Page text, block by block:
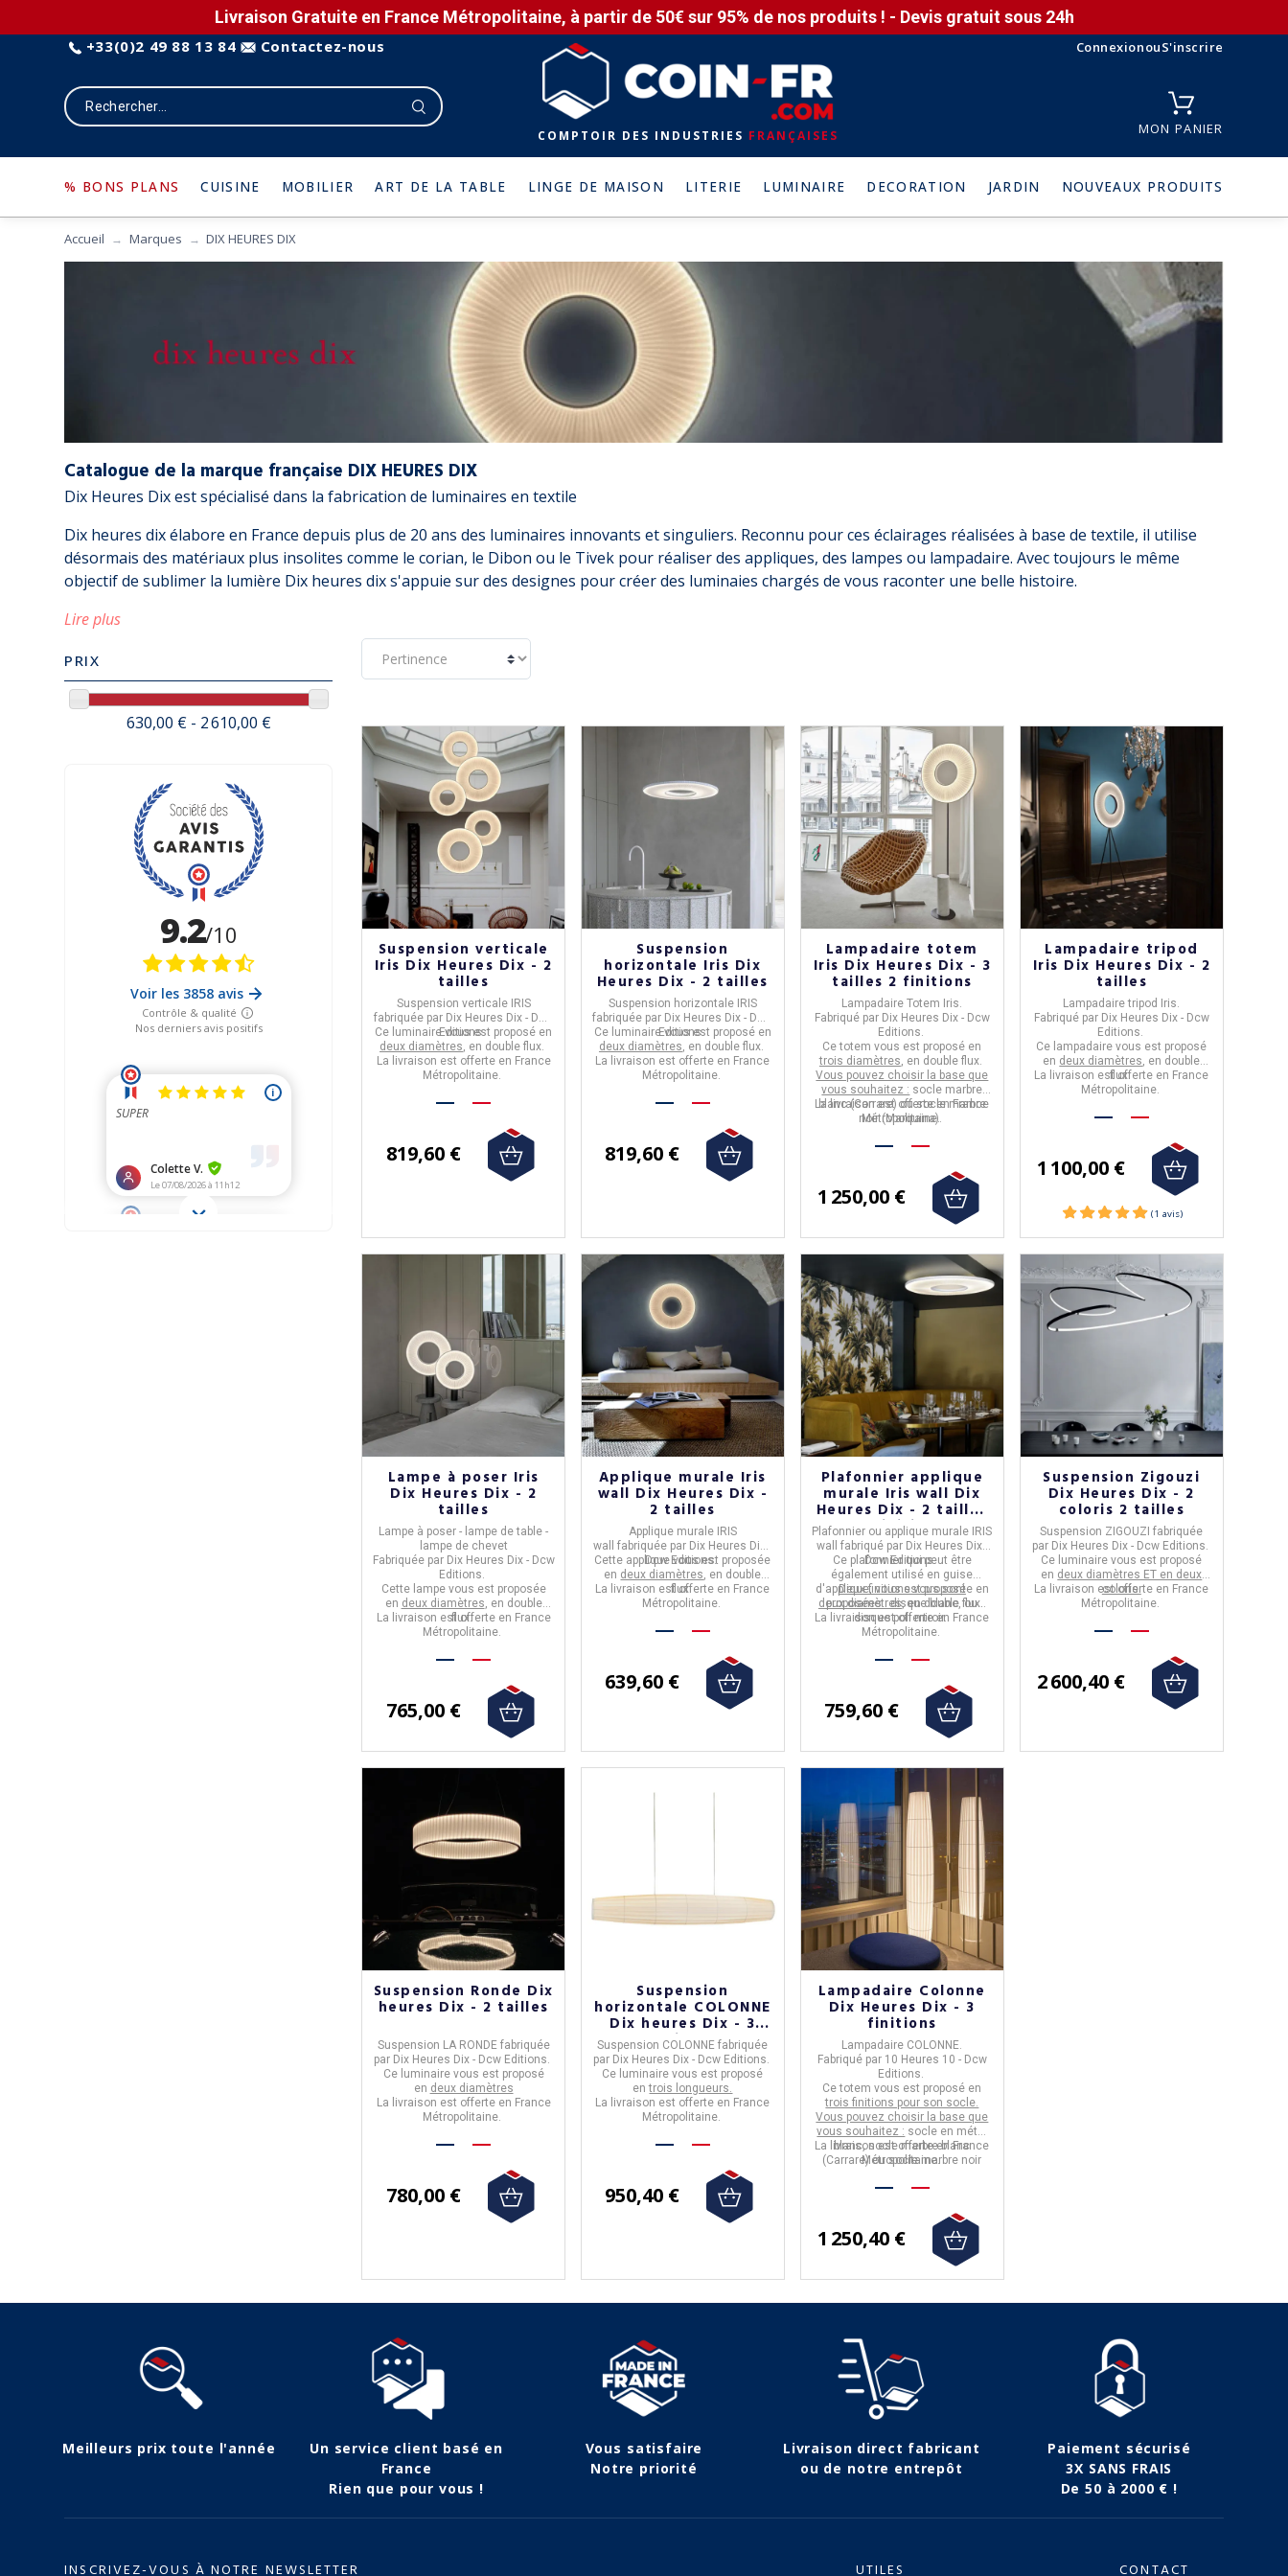
Livraison Gratuite en France Métropolitaine, à partir de 50€ sur 95% de nos produits ! - Devis gratuit sous 24h
+33(0)2 49 88 13 84 Contactez-nous ConnexionouS'inscrire
COMPTOIR DES INDUSTRIES FRANÇAISES MON PANIER
% BONS PLANS CUISINE MOBILIER ART DE LA TABLE LINGE DE MAISON LITERIE LUMINAIRE DECORATION JARDIN NOUVEAUX PRODUITS
Accueil Marques DIX HEURES DIX
Catalogue de la marque française DIX HEURES DIX
Dix Heures Dix est spécialisé dans la fabrication de luminaires en textile
Dix heures dix élabore en France depuis plus de 20 ans des luminaires innovants et singuliers. Reconnu pour ces éclairages réalisées à base de textile, il utilise
désormais des matériaux plus insolites comme le corian, le Dibon ou le Tivek pour réaliser des appliques, des lampes ou lampadaire. Avec toujours le même
objectif de sublimer la lumière Dix heures dix s'appuie sur des designes pour créer des luminaies chargés de vous raconter une belle histoire.
Lire plus
PRIX
630,00 € - 2 610,00 €
Suspension verticale
Iris Dix Heures Dix - 2
tailles
Suspension verticale IRIS
fabriquée par Dix Heures Dix - Dcw
Editions.
Ce luminaire vous est proposé en
deux diamètres, en double flux.
La livraison est offerte en France
Métropolitaine.
819,60 €
Suspension
horizontale Iris Dix
Heures Dix - 2 tailles
Suspension horizontale IRIS
fabriquée par Dix Heures Dix - Dcw
Editions.
Ce luminaire vous est proposé en
deux diamètres, en double flux.
La livraison est offerte en France
Métropolitaine.
819,60 €
Lampadaire totem
Iris Dix Heures Dix - 3
tailles 2 finitions
Lampadaire Totem Iris.
Fabriqué par Dix Heures Dix - Dcw
Editions.
Ce totem vous est proposé en
trois diamètres, en double flux.
Vous pouvez choisir la base que
vous souhaitez : socle marbre
blanc (Carrare) ou socle marbre
noir (Marquina).
La livraison est offerte en France
Métropolitaine.
1 250,00 €
Lampadaire tripod
Iris Dix Heures Dix - 2
tailles
Lampadaire tripod Iris.
Fabriqué par Dix Heures Dix - Dcw
Editions.
Ce lampadaire vous est proposé
en deux diamètres, en double
flux.
La livraison est offerte en France
Métropolitaine.
1 100,00 €
Lampe à poser Iris
Dix Heures Dix - 2
tailles
Lampe à poser - lampe de table -
lampe de chevet
Fabriquée par Dix Heures Dix - Dcw
Editions.
Cette lampe vous est proposée
en deux diamètres, en double
flux.
La livraison est offerte en France
Métropolitaine.
765,00 €
Applique murale Iris
wall Dix Heures Dix -
2 tailles
Applique murale IRIS
wall
fabriquée par Dix Heures Dix -
Dcw Editions.
Cette applique vous est proposée
en deux diamètres, en double
flux.
La livraison est offerte en France
Métropolitaine.
639,60 €
Plafonnier applique
murale Iris wall Dix
Heures Dix - 2 tailles
2 finitions
Plafonnier ou applique murale IRIS
wall
fabriqué par Dix Heures Dix -
Dcw Editions.
Ce plafonnier qui peut être
également utilisé en guise
d'applique, vous est proposée en
deux diamètres, en double flux.
Deux finitions vous sont
proposées: disque blanc, ou
disque poli miroir.
La livraison est offerte en France
Métropolitaine.
759,60 €
Suspension Zigouzi
Dix Heures Dix - 2
coloris 2 tailles
Suspension ZIGOUZIfabriquée
par Dix Heures Dix - Dcw Editions.
Ce luminaire vous est proposé
en deux diamètres ET en deux
coloris.
La livraison est offerte en France
Métropolitaine.
2 600,40 €
Suspension Ronde Dix
heures Dix - 2 tailles
Suspension LA RONDE fabriquée
par Dix Heures Dix - Dcw Editions.
Ce luminaire vous est proposé
en deux diamètres
La livraison est offerte en France
Métropolitaine.
780,00 €
Suspension
horizontale COLONNE
Dix heures Dix - 3
tailles
Suspension COLONNEfabriquée
par Dix Heures Dix - Dcw Editions.
Ce luminaire vous est proposé
entrois longueurs.
La livraison est offerte en France
Métropolitaine.
950,40 €
Lampadaire Colonne
Dix Heures Dix - 3
finitions
Lampadaire COLONNE.
Fabriqué par 10 Heures 10 - Dcw
Editions.
Ce totem vous est proposé en
trois finitions pour son socle.
Vous pouvez choisir la base que
vous souhaitez : socle en métal
blanc, socle marbre blanc
(Carrare) ou socle marbre noir
La livraison est offerte en France
Métropolitaine.
1 250,40 €
Meilleurs prix toute l'année
Un service client basé en
France
Rien que pour vous !
Vous satisfaire
Notre priorité
Livraison direct fabricant
ou de notre entrepôt
Paiement sécurisé
3X SANS FRAIS
De 50 à 2000 € !
INSCRIVEZ-VOUS À NOTRE NEWSLETTER UTILES CONTACT